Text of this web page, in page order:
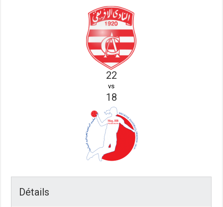
22
vs
18
Détails